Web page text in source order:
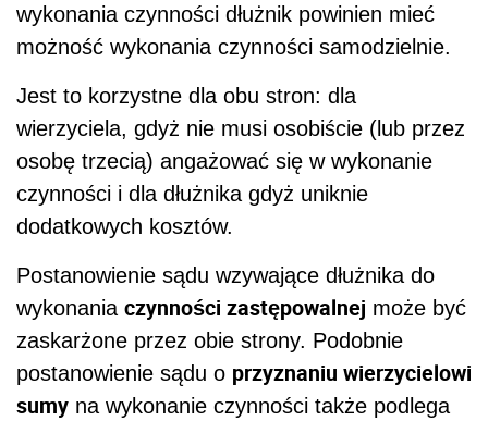
wykonania czynności dłużnik powinien mieć
możność wykonania czynności samodzielnie.
Jest to korzystne dla obu stron: dla
wierzyciela, gdyż nie musi osobiście (lub przez
osobę trzecią) angażować się w wykonanie
czynności i dla dłużnika gdyż uniknie
dodatkowych kosztów.
Postanowienie sądu wzywające dłużnika do
wykonania czynności zastępowalnej może być
zaskarżone przez obie strony. Podobnie
postanowienie sądu o przyznaniu wierzycielowi
sumy na wykonanie czynności także podlega